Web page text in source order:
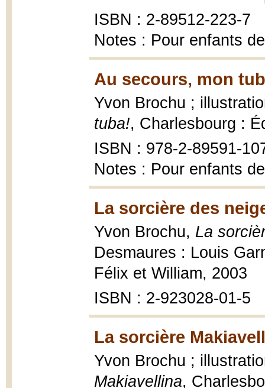
ISBN : 2-89512-223-7
Notes : Pour enfants
Au secours, mon
Yvon Brochu ;
tuba!, Charlesbourg :
ISBN : 978-2-89591-
Notes : Pour enfants
La sorcière des
Yvon Brochu, La
Desmaures : Louis
Félix et William, 2003
ISBN : 2-923028-01-5
La sorcière
Yvon Brochu ;
Makiavellina,